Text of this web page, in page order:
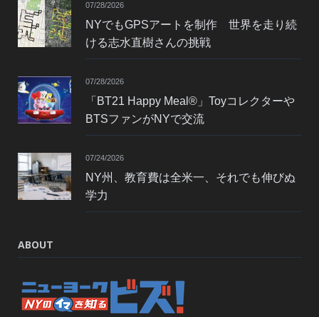
07/28/2026
NYでもGPSアートを制作 世界を走り続
ける志水直樹さんの挑戦
07/28/2026
「BT21 Happy Meal®」Toyコレクターや
BTSファンがNYで交流
07/24/2026
NY州、教育費は全米一、それでも伸びぬ
学力
ABOUT